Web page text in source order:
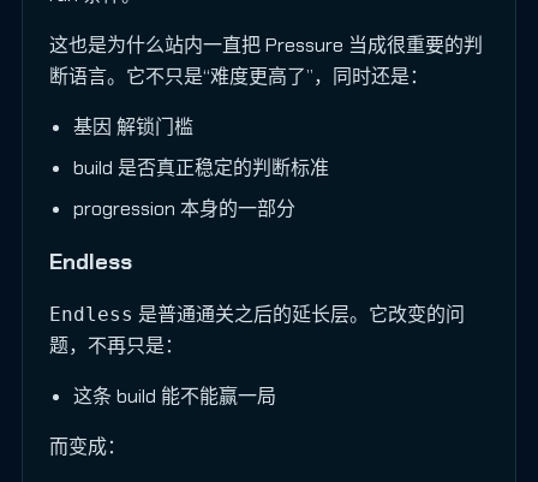
这也是为什么站内一直把 Pressure 当成很重要的判
断语言。它不只是“难度更高了”，同时还是：
基因 解锁门槛
build 是否真正稳定的判断标准
progression 本身的一部分
Endless
Endless 是普通通关之后的延长层。它改变的问
题，不再只是：
这条 build 能不能赢一局
而变成：